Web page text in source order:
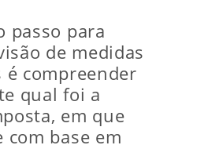
passo para
de medidas
é compreender
qual foi a
em que
com base em